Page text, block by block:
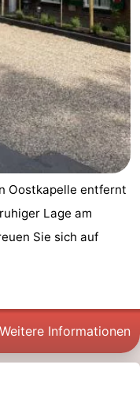
Oostkapelle entfernt
Lage am
Sie sich auf
Weitere Informationen